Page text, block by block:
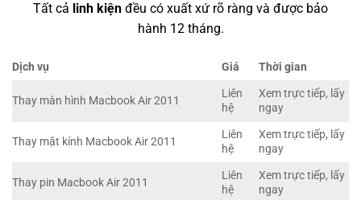
Tất cả linh kiện đều có xuất xứ rõ ràng và được bảo
hành 12 tháng.
Dịch vụ Giá Thời gian
Thay màn hình Macbook Air 2011
Liên
hệ
Xem trực tiếp, lấy
ngay
Thay mặt kính Macbook Air 2011
Liên
hệ
Xem trực tiếp, lấy
ngay
Thay pin Macbook Air 2011
Liên
hệ
Xem trực tiếp, lấy
ngay